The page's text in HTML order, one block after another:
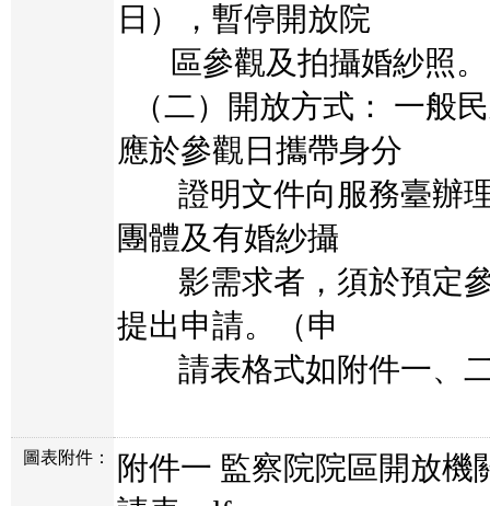
日），暫停開放院
區參觀及拍攝婚紗照。
（二）開放方式：
一般
應於參觀日攜帶身分
證明文件向服務臺辦
團體及有婚紗攝
影需求者，須於預定參
提出申請。（申
請表格式如附件一、
圖表附件：
附件一 監察院院區開放機